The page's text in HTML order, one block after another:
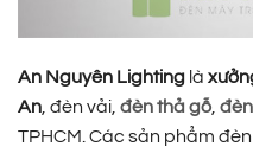
An Nguyên Lighting là
An , đèn vải, đèn thả gỗ
TPHCM. Các sản phẩm